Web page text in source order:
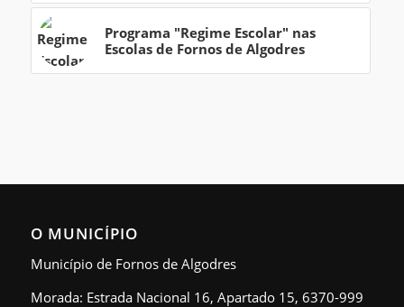
Programa "Regime Escolar" nas
Escolas de Fornos de Algodres
O MUNICÍPIO
Município de Fornos de Algodres
Morada: Estrada Nacional 16, Apartado 15, 6370-999